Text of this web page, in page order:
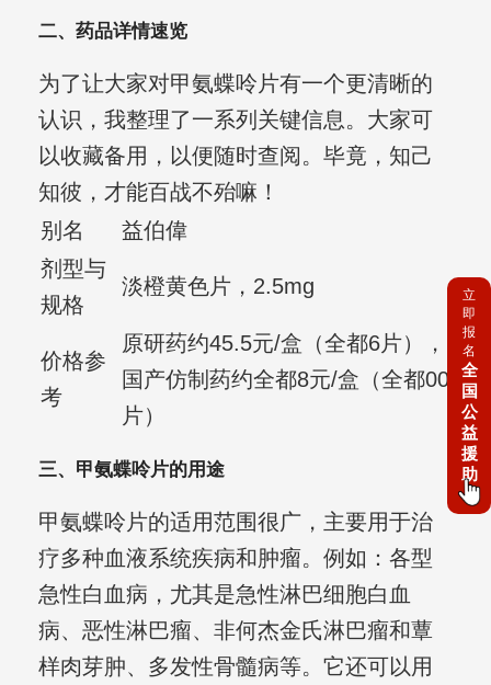
二、药品详情速览
为了让大家对甲氨蝶呤片有一个更清晰的
认识，我整理了一系列关键信息。大家可
以收藏备用，以便随时查阅。毕竟，知己
知彼，才能百战不殆嘛！
别名
益伯偉
剂型与
规格
淡橙黄色片，2.5mg
价格参
考
原研药约45.5元/盒（全都6片），
国产仿制药约全都8元/盒（全都00
片）
三、甲氨蝶呤片的用途
甲氨蝶呤片的适用范围很广，主要用于治
疗多种血液系统疾病和肿瘤。例如：各型
急性白血病，尤其是急性淋巴细胞白血
病、恶性淋巴瘤、非何杰金氏淋巴瘤和蕈
样肉芽肿、多发性骨髓病等。它还可以用
立
即
报
名
全
国
公
益
援
助